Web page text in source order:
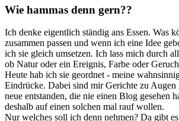
Wie hammas denn gern??
Ich denke eigentlich ständig ans Essen. Was
zusammen passen und wenn ich eine Idee
ich sie gleich umsetzen. Ich lass mich durch
ob Natur oder ein Ereignis, Farbe oder
Heute hab ich sie geordnet - meine
Eindrücke. Dabei sind mir Gerichte zu Augen
neue entstanden, die nie einen Blog gesehen
deshalb auf einen solchen mal rauf wollen.
Nur welches soll ich denn nehmen? Da gibt